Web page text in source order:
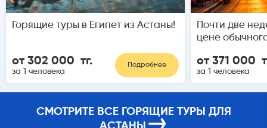
Горящие туры в Египет из Астаны!
от 302 000 тг.
за 1 человека
Подробнее
Почти две
цене
от 371 000
за 1 человека
СМОТРИТЕ ВСЕ ГОРЯЩИЕ ТУРЫ ДЛЯ
→